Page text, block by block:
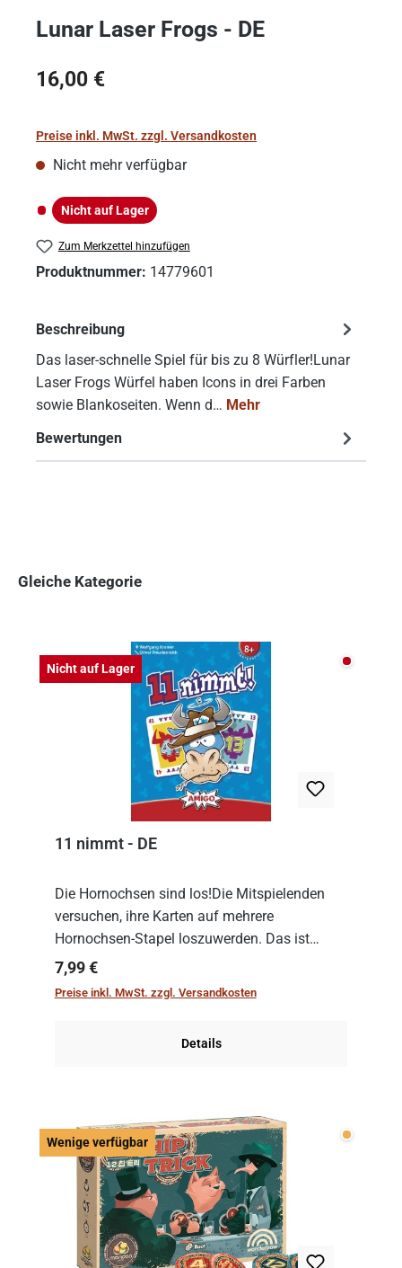
Lunar Laser Frogs - DE
Regulärer Preis:
16,00 €
Preise inkl. MwSt. zzgl. Versandkosten
Nicht mehr verfügbar
Nicht auf Lager
Nicht auf Lager
Zum Merkzettel hinzufügen
Produktnummer: 14779601
Beschreibung
Das laser-schnelle Spiel für bis zu 8 Würfler!Lunar
Laser Frogs Würfel haben Icons in drei Farben
sowie Blankoseiten. Wenn d… Mehr
Bewertungen
Gleiche Kategorie
Nicht auf Lager Nicht
11 nimmt - DE
Die Hornochsen sind los!Die Mitspielenden
versuchen, ihre Karten auf mehrere
Hornochsen-Stapel loszuwerden. Das ist
kniffliger als gedacht, denn die Differenz
zwischen ausgespielter Karte und der
Regulärer Preis:
7,99 €
Preise inkl. MwSt. zzgl. Versandkosten
Details
Wenige verfügbar Wenige